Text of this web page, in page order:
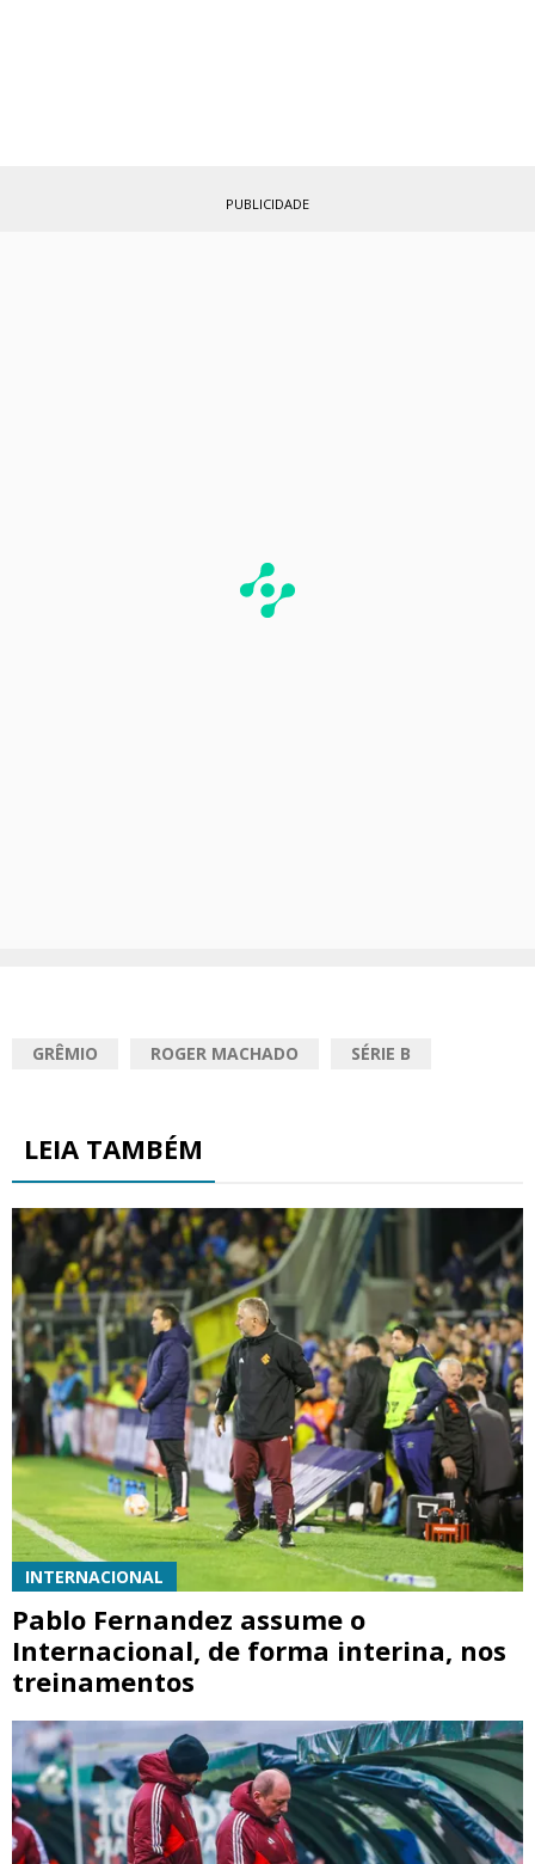
PUBLICIDADE
GRÊMIO ROGER MACHADO SÉRIE B
LEIA TAMBÉM
INTERNACIONAL
Pablo Fernandez assume o
Internacional, de forma interina, nos
treinamentos